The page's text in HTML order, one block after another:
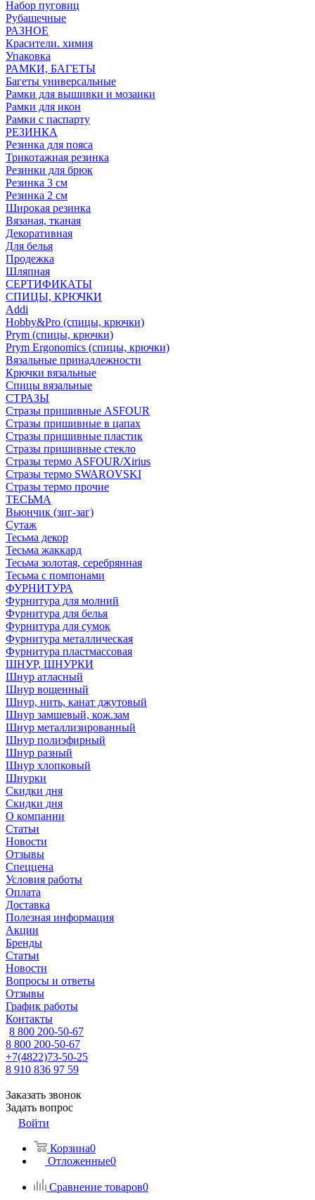
Набор пуговиц
Рубашечные
РАЗНОЕ
Красители. химия
Упаковка
РАМКИ, БАГЕТЫ
Багеты универсальные
Рамки для вышивки и мозаики
Рамки для икон
Рамки с паспарту
РЕЗИНКА
Резинка для пояса
Трикотажная резинка
Резинки для брюк
Резинка 3 см
Резинка 2 см
Широкая резинка
Вязаная, тканая
Декоративная
Для белья
Продежка
Шляпная
СЕРТИФИКАТЫ
СПИЦЫ, КРЮЧКИ
Addi
Hobby&Pro (спицы, крючки)
Prym (спицы, крючки)
Prym Ergonomics (спицы, крючки)
Вязальные принадлежности
Крючки вязальные
Спицы вязальные
СТРАЗЫ
Стразы пришивные ASFOUR
Стразы пришивные в цапах
Стразы пришивные пластик
Стразы пришивные стекло
Стразы термо ASFOUR/Xirius
Стразы термо SWAROVSKI
Стразы термо прочие
ТЕСЬМА
Вьюнчик (зиг-заг)
Сутаж
Тесьма декор
Тесьма жаккард
Тесьма золотая, серебрянная
Тесьма с помпонами
ФУРНИТУРА
Фурнитура для молний
Фурнитура для белья
Фурнитура для сумок
Фурнитура металлическая
Фурнитура пластмассовая
ШНУР, ШНУРКИ
Шнур атласный
Шнур вощенный
Шнур, нить, канат джутовый
Шнур замшевый, кож.зам
Шнур металлизированный
Шнур полиэфирный
Шнур разный
Шнур хлопковый
Шнурки
Скидки дня
Скидки дня
О компании
Статьи
Новости
Отзывы
Спеццена
Условия работы
Оплата
Доставка
Полезная информация
Акции
Бренды
Статьи
Новости
Вопросы и ответы
Отзывы
График работы
Контакты
8 800 200-50-67
8 800 200-50-67
+7(4822)73-50-25
8 910 836 97 59
Заказать звонок
Задать вопрос
Войти
Корзина0
Отложенные0
Сравнение товаров0